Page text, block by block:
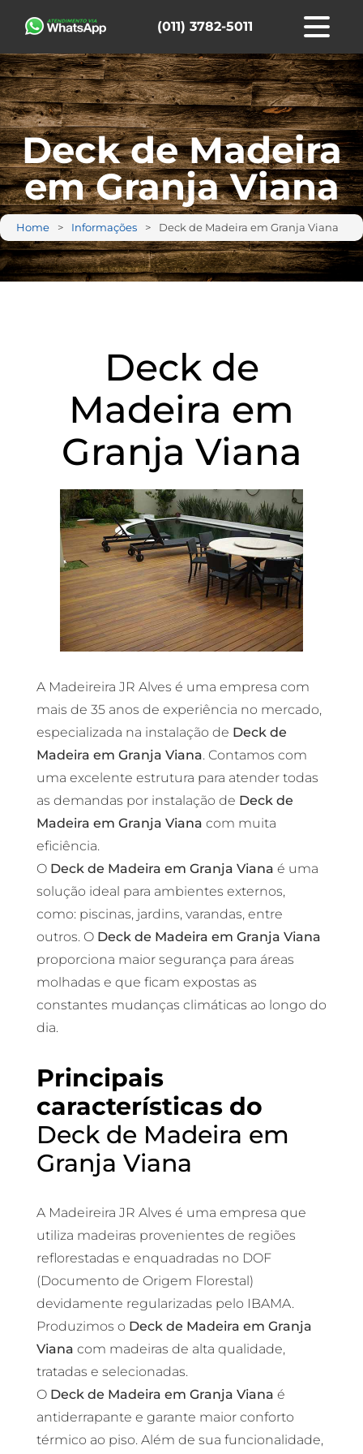
(011) 3782-5011
Deck de Madeira
em Granja Viana
Home Informações Deck de Madeira em Granja Viana
Deck de
Madeira em
Granja Viana
A Madeireira JR Alves é uma empresa com
mais de 35 anos de experiência no mercado,
especializada na instalação de Deck de
Madeira em Granja Viana. Contamos com
uma excelente estrutura para atender todas
as demandas por instalação de Deck de
Madeira em Granja Viana com muita
eficiência.
O Deck de Madeira em Granja Viana é uma
solução ideal para ambientes externos,
como: piscinas, jardins, varandas, entre
outros. O Deck de Madeira em Granja Viana
proporciona maior segurança para áreas
molhadas e que ficam expostas as
constantes mudanças climáticas ao longo do
dia.
Principais
características do
Deck de Madeira em
Granja Viana
A Madeireira JR Alves é uma empresa que
utiliza madeiras provenientes de regiões
reflorestadas e enquadradas no DOF
(Documento de Origem Florestal)
devidamente regularizadas pelo IBAMA.
Produzimos o Deck de Madeira em Granja
Viana com madeiras de alta qualidade,
tratadas e selecionadas.
O Deck de Madeira em Granja Viana é
antiderrapante e garante maior conforto
térmico ao piso. Além de sua funcionalidade,